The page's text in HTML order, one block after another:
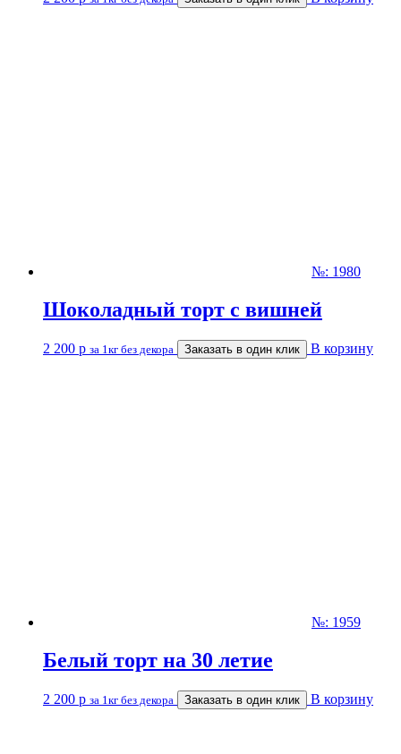
№: 1980
Шоколадный торт с вишней
2 200 р за 1кг без декора Заказать в один клик В корзину
№: 1959
Белый торт на 30 летие
2 200 р за 1кг без декора Заказать в один клик В корзину